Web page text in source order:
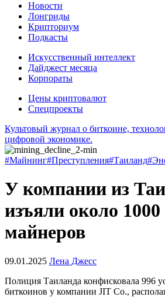
Новости
Лонгриды
Крипториум
Подкасты
Искусственный интеллект
Дайджест месяца
Корпораты
Цены криптовалют
Спецпроекты
Культовый журнал о биткоине,
цифровой экономике.
#Майнинг#Преступления#Таиланд
У компании из
изъяли около
майнеров
09.01.2025 Лена Джесс
Полиция Таиланда конфисковала 996
биткоинов у компании JIT Co.,